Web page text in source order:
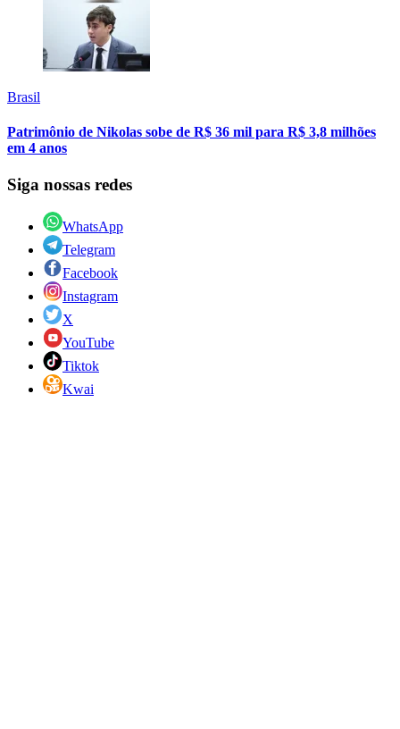
Brasil
Patrimônio de Nikolas sobe de R$ 36 mil para R$ 3,8 milhões
em 4 anos
Siga nossas redes
WhatsApp
Telegram
Facebook
Instagram
X
YouTube
Tiktok
Kwai